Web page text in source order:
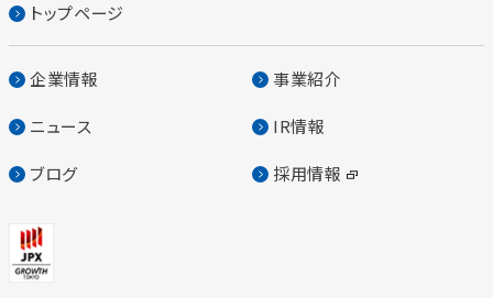
トップページ
企業情報 事業紹介
ニュース IR情報
ブログ 採用情報